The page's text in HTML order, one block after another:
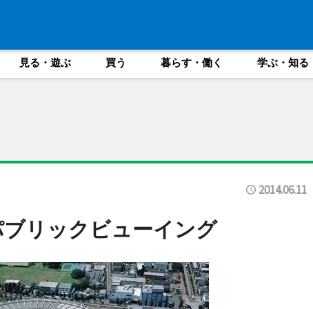
見る・遊ぶ 買う 暮らす・働く 学ぶ・知る
2014.06.11
リックビューイング